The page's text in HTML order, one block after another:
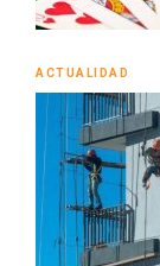
ACTUALIDAD